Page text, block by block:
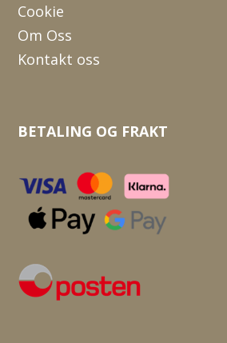
Cookie
Om Oss
Kontakt oss
BETALING OG FRAKT